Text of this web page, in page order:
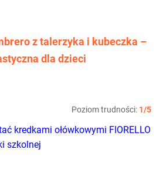
z talerzyka i kubeczka –
dla dzieci
Poziom trudności: 1/5